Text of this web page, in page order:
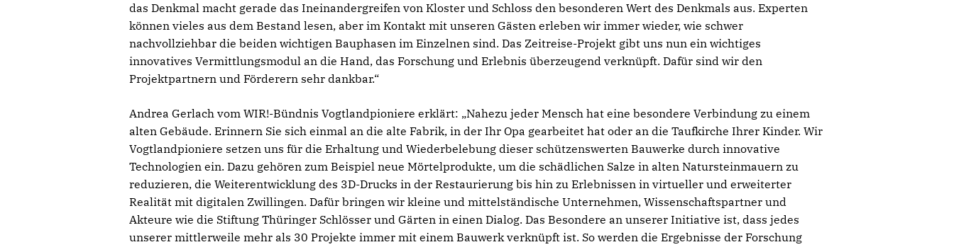
das Denkmal macht gerade das Ineinandergreifen von Kloster und Schloss den besonderen Wert des Denkmals aus. Experten
können vieles aus dem Bestand lesen, aber im Kontakt mit unseren Gästen erleben wir immer wieder, wie schwer
nachvollziehbar die beiden wichtigen Bauphasen im Einzelnen sind. Das Zeitreise-Projekt gibt uns nun ein wichtiges
innovatives Vermittlungsmodul an die Hand, das Forschung und Erlebnis überzeugend verknüpft. Dafür sind wir den
Projektpartnern und Förderern sehr dankbar.“
Andrea Gerlach vom WIR!-Bündnis Vogtlandpioniere erklärt: „Nahezu jeder Mensch hat eine besondere Verbindung zu einem
alten Gebäude. Erinnern Sie sich einmal an die alte Fabrik, in der Ihr Opa gearbeitet hat oder an die Taufkirche Ihrer Kinder. Wir
Vogtlandpioniere setzen uns für die Erhaltung und Wiederbelebung dieser schützenswerten Bauwerke durch innovative
Technologien ein. Dazu gehören zum Beispiel neue Mörtelprodukte, um die schädlichen Salze in alten Natursteinmauern zu
reduzieren, die Weiterentwicklung des 3D-Drucks in der Restaurierung bis hin zu Erlebnissen in virtueller und erweiterter
Realität mit digitalen Zwillingen. Dafür bringen wir kleine und mittelständische Unternehmen, Wissenschaftspartner und
Akteure wie die Stiftung Thüringer Schlösser und Gärten in einen Dialog. Das Besondere an unserer Initiative ist, dass jedes
unserer mittlerweile mehr als 30 Projekte immer mit einem Bauwerk verknüpft ist. So werden die Ergebnisse der Forschung